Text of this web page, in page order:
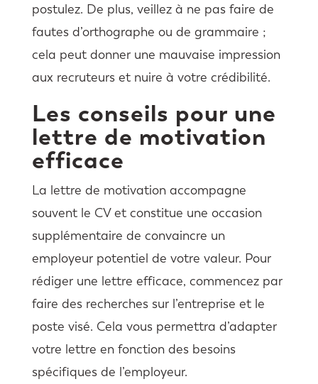
postulez. De plus, veillez à ne pas faire de
fautes d’orthographe ou de grammaire ;
cela peut donner une mauvaise impression
aux recruteurs et nuire à votre crédibilité.
Les conseils pour une
lettre de motivation
efficace
La lettre de motivation accompagne
souvent le CV et constitue une occasion
supplémentaire de convaincre un
employeur potentiel de votre valeur. Pour
rédiger une lettre efficace, commencez par
faire des recherches sur l’entreprise et le
poste visé. Cela vous permettra d’adapter
votre lettre en fonction des besoins
spécifiques de l’employeur.